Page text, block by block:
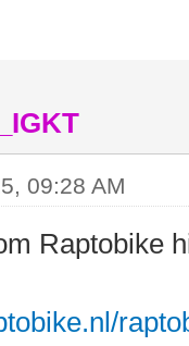
09:28 AM
Raptobike